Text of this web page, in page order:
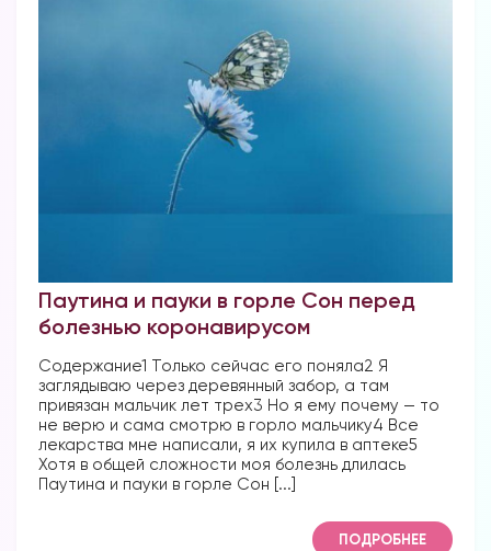
Паутина и пауки в горле Сон перед
болезнью коронавирусом
Содержание1 Только сейчас его поняла2 Я
заглядываю через деревянный забор, а там
привязан мальчик лет трех3 Но я ему почему — то
не верю и сама смотрю в горло мальчику4 Все
лекарства мне написали, я их купила в аптеке5
Хотя в общей сложности моя болезнь длилась
Паутина и пауки в горле Сон [...]
ПОДРОБНЕЕ